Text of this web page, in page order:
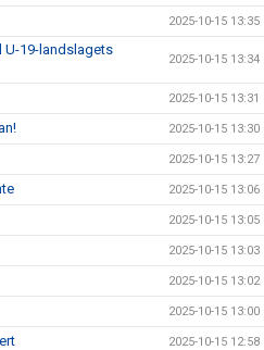
2025-10-15 13:35
U-19-landslagets
2025-10-15 13:34
2025-10-15 13:31
2025-10-15 13:30
2025-10-15 13:27
2025-10-15 13:06
2025-10-15 13:05
2025-10-15 13:03
2025-10-15 13:02
2025-10-15 13:00
2025-10-15 12:58